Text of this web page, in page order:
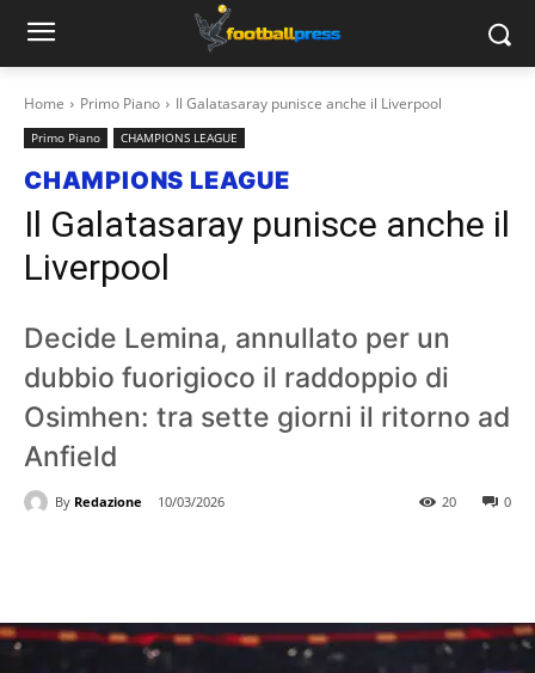
Home Primo Piano Il Galatasaray punisce anche il Liverpool
Primo Piano CHAMPIONS LEAGUE
CHAMPIONS LEAGUE
Il Galatasaray punisce anche il
Liverpool
Decide Lemina, annullato per un
dubbio fuorigioco il raddoppio di
Osimhen: tra sette giorni il ritorno ad
Anfield
By Redazione 10/03/2026 0
20